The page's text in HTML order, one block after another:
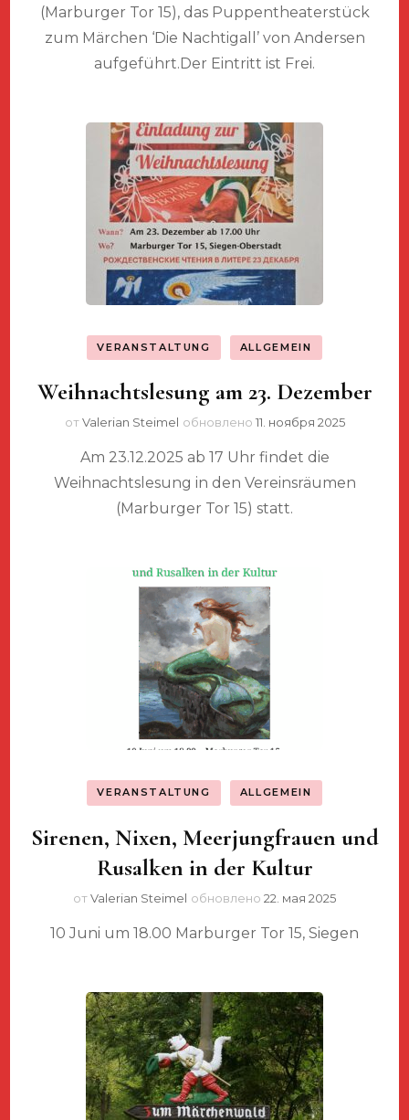
(Marburger Tor 15), das Puppentheaterstück
zum Märchen ‘Die Nachtigall’ von Andersen
aufgeführt.Der Eintritt ist Frei.
VERANSTALTUNG ALLGEMEIN
Weihnachtslesung am 23. Dezember
отValerian Steimel обновлено 11. ноября 2025
Am 23.12.2025 ab 17 Uhr findet die
Weihnachtslesung in den Vereinsräumen
(Marburger Tor 15) statt.
VERANSTALTUNG ALLGEMEIN
Sirenen, Nixen, Meerjungfrauen und
Rusalken in der Kultur
отValerian Steimel обновлено 22. мая 2025
10 Juni um 18.00 Marburger Tor 15, Siegen